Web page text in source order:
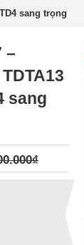
sang trọng
–
sang